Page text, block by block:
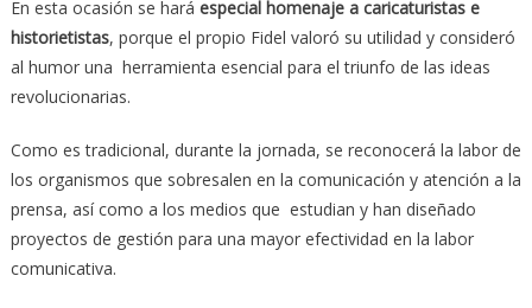
En esta ocasión se hará especial homenaje a caricaturistas e
historietistas, porque el propio Fidel valoró su utilidad y consideró
al humor una herramienta esencial para el triunfo de las ideas
revolucionarias.
Como es tradicional, durante la jornada, se reconocerá la labor de
los organismos que sobresalen en la comunicación y atención a la
prensa, así como a los medios que estudian y han diseñado
proyectos de gestión para una mayor efectividad en la labor
comunicativa.